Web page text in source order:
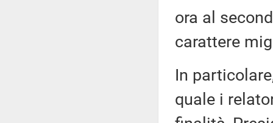
ora al
carattere
In
quale i